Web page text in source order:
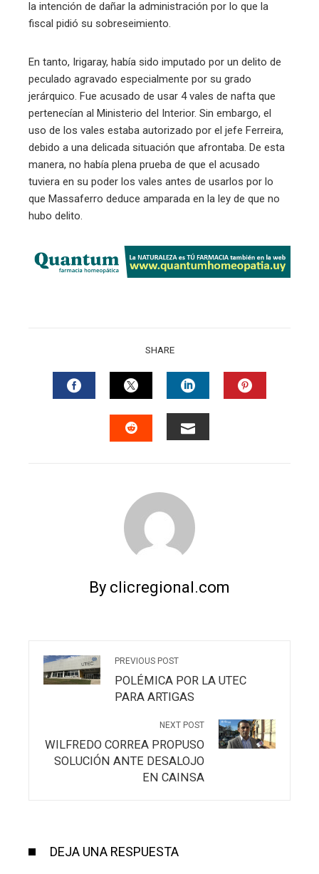
la intención de dañar la administración por lo que la
fiscal pidió su sobreseimiento.
En tanto, Irigaray, había sido imputado por un delito de
peculado agravado especialmente por su grado
jerárquico. Fue acusado de usar 4 vales de nafta que
pertenecían al Ministerio del Interior. Sin embargo, el
uso de los vales estaba autorizado por el jefe Ferreira,
debido a una delicada situación que afrontaba. De esta
manera, no había plena prueba de que el acusado
tuviera en su poder los vales antes de usarlos por lo
que Massaferro deduce amparada en la ley de que no
hubo delito.
SHARE
FACEBOOKTWITTERLINKEDIN
By clicregional.com
PREVIOUS POST
POLÉMICA POR LA UTEC
PARA ARTIGAS
NEXT POST
WILFREDO CORREA PROPUSO
SOLUCIÓN ANTE DESALOJO
EN CAINSA
DEJA UNA RESPUESTA